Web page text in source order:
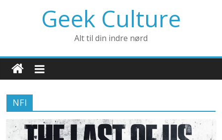
Geek Culture
Alt til din indre nørd
NFI